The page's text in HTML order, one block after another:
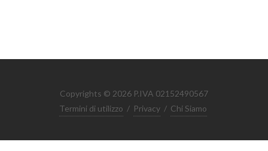
Copyrights © 2026 P.IVA 02152490567
Termini di utilizzo / Privacy / Chi Siamo